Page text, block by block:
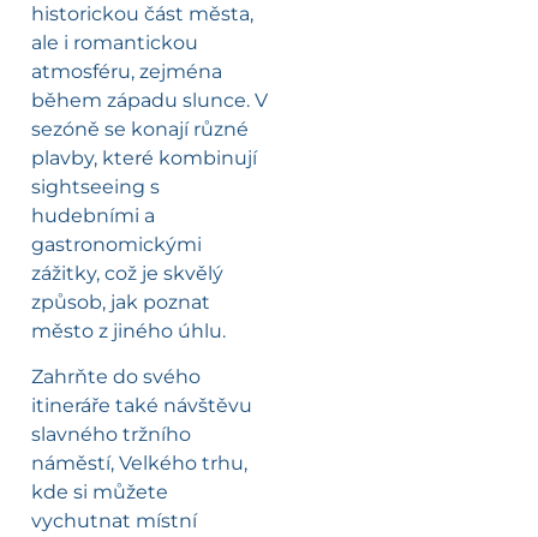
historickou část města,
ale i romantickou
atmosféru, zejména
během západu slunce. V
sezóně se konají různé
plavby, které kombinují
sightseeing s
hudebními a
gastronomickými
zážitky, což je skvělý
způsob, jak poznat
město z jiného úhlu.
Zahrňte do svého
itineráře také návštěvu
slavného tržního
náměstí, Velkého trhu,
kde si můžete
vychutnat místní